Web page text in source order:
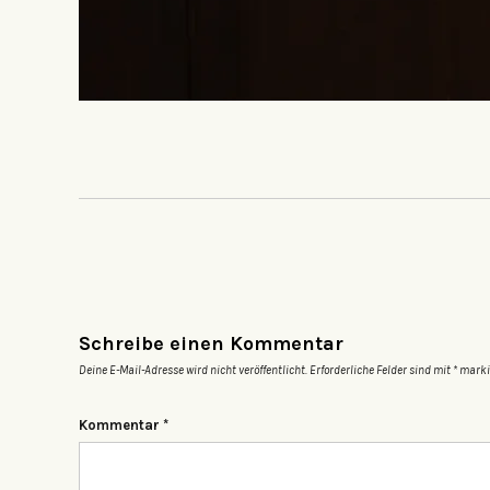
Schreibe einen Kommentar
Deine E-Mail-Adresse wird nicht veröffentlicht. Erforderliche Felder sind mit *
Kommentar *